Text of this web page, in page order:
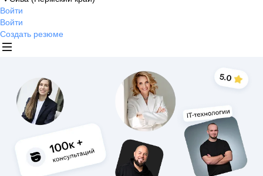
Войти
Войти
Создать резюме